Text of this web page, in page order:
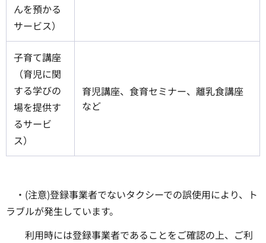
んを預かる
サービス）
子育て講座
（育児に関
する学びの
場を提供す
るサービ
ス）
育児講座、食育セミナー、離乳食講座
など
・(注意)登録事業者でないタクシーでの誤使用により、ト
ラブルが発生しています。
利用時には登録事業者であることをご確認の上、ご利